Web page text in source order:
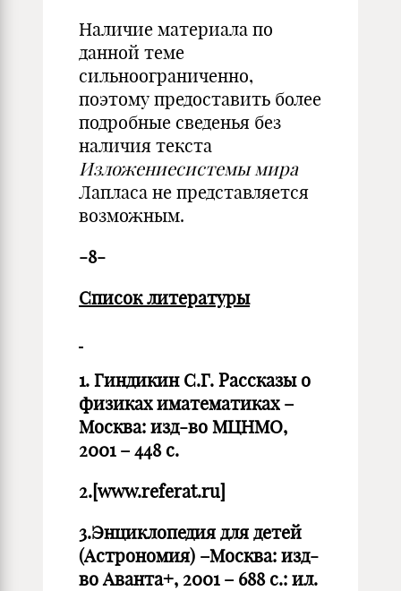
Наличие материала по
данной теме
сильноограниченно,
поэтому предоставить более
подробные сведенья без
наличия текста
Изложениесистемы мира
Лапласа не представляется
возможным.
-8-
Список литературы
1. Гиндикин С.Г. Рассказы о
физиках иматематиках –
Москва: изд-во МЦНМО,
2001 – 448 с.
2.[www.referat.ru]
3.Энциклопедия для детей
(Астрономия) –Москва: изд-
во Аванта+, 2001 – 688 с.: ил.